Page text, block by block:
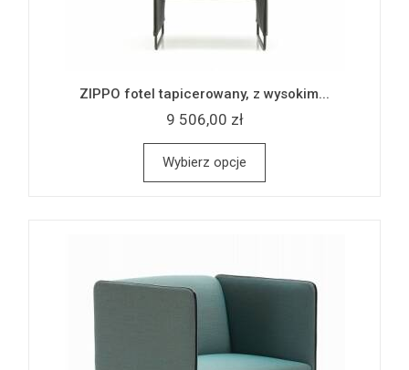
ZIPPO fotel tapicerowany, z wysokim...
9 506,00 zł
Wybierz opcje